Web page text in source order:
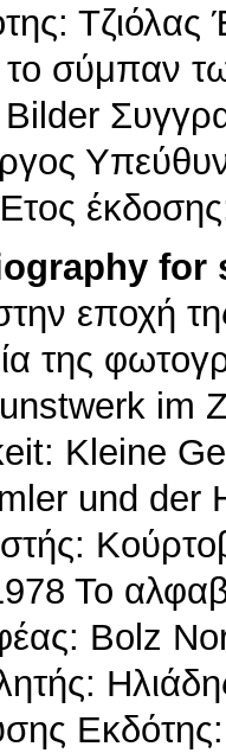
σύμπαν
for
εποχή
της
Kleine
und der
Το
Bolz